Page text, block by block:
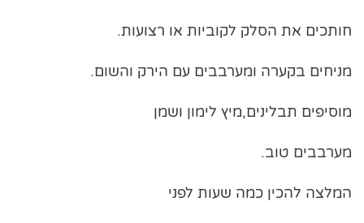
חותכים את הסלק לקוביות או רצועות.
מניחים בקערה ומערבבים עם הירק והשום.
מוסיפים תבלינים,מיץ לימון ושמן
מערבבים טוב.
המלצה להכין כמה שעות לפני